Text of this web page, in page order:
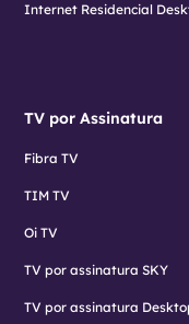
Internet Residencial
TV por Assinatura
Fibra TV
TIM TV
Oi TV
TV por assinatura SKY
TV por assinatura